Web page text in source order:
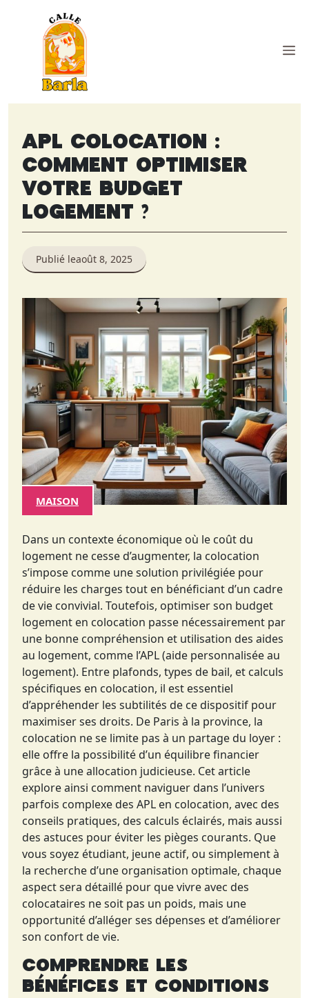
Apl colocation :
comment optimiser
votre budget
logement ?
Publié leaoût 8, 2025
MAISON
Dans un contexte économique où le coût du
logement ne cesse d’augmenter, la colocation
s’impose comme une solution privilégiée pour
réduire les charges tout en bénéficiant d’un cadre
de vie convivial. Toutefois, optimiser son budget
logement en colocation passe nécessairement par
une bonne compréhension et utilisation des aides
au logement, comme l’APL (aide personnalisée au
logement). Entre plafonds, types de bail, et calculs
spécifiques en colocation, il est essentiel
d’appréhender les subtilités de ce dispositif pour
maximiser ses droits. De Paris à la province, la
colocation ne se limite pas à un partage du loyer :
elle offre la possibilité d’un équilibre financier
grâce à une allocation judicieuse. Cet article
explore ainsi comment naviguer dans l’univers
parfois complexe des APL en colocation, avec des
conseils pratiques, des calculs éclairés, mais aussi
des astuces pour éviter les pièges courants. Que
vous soyez étudiant, jeune actif, ou simplement à
la recherche d’une organisation optimale, chaque
aspect sera détaillé pour que vivre avec des
colocataires ne soit pas un poids, mais une
opportunité d’alléger ses dépenses et d’améliorer
son confort de vie.
Comprendre les
Bénéfices et Conditions